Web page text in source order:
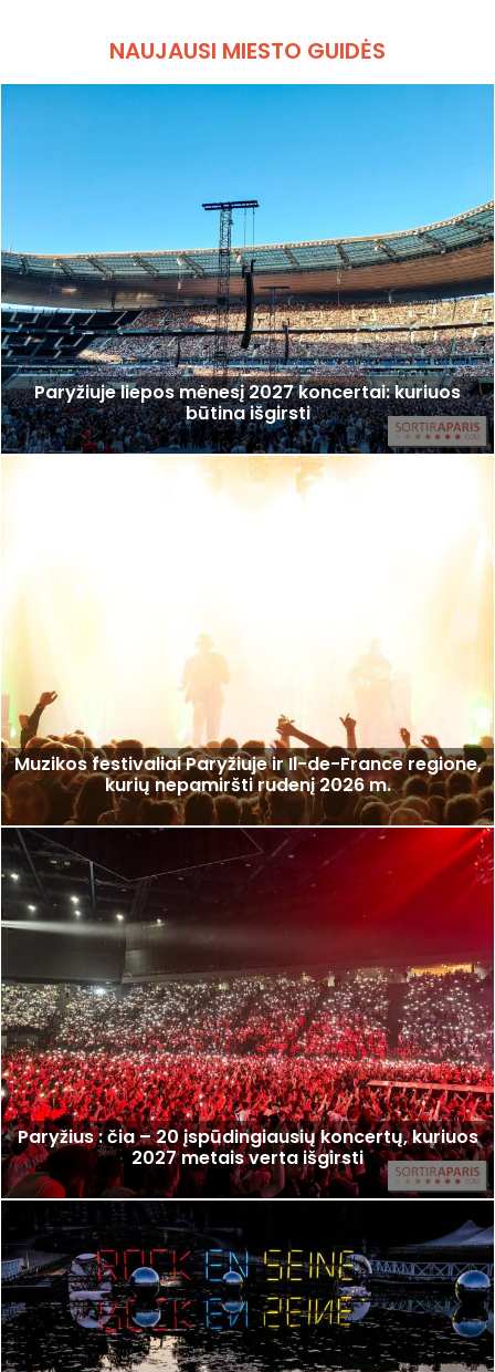
NAUJAUSI MIESTO GUIDĖS
Paryžiuje liepos mėnesį 2027 koncertai: kuriuos
būtina išgirsti
Muzikos festivaliai Paryžiuje ir Il-de-France regione,
kurių nepamiršti rudenį 2026 m.
Paryžius : čia – 20 įspūdingiausių koncertų, kuriuos
2027 metais verta išgirsti